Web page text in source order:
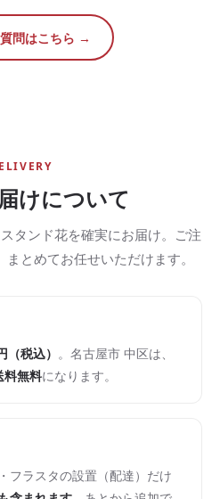
問はこちら →
けについて
タンド花を確実にお届け。ご注
とめてお任せいただけます。
（税込） 。名古屋市 中区は、
料無料になります。
フラスタの設置（配達）だけ